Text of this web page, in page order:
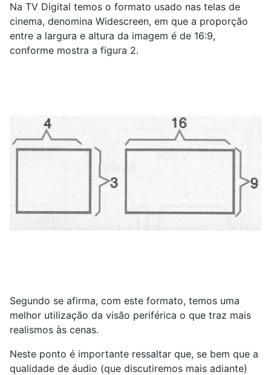
Na TV Digital temos o formato usado nas telas de
cinema, denomina Widescreen, em que a proporção
entre a largura e altura da imagem é de 16:9,
conforme mostra a figura 2.
Segundo se afirma, com este formato, temos uma
melhor utilização da visão periférica o que traz mais
realismos às cenas.
Neste ponto é importante ressaltar que, se bem que a
qualidade de áudio (que discutiremos mais adiante)